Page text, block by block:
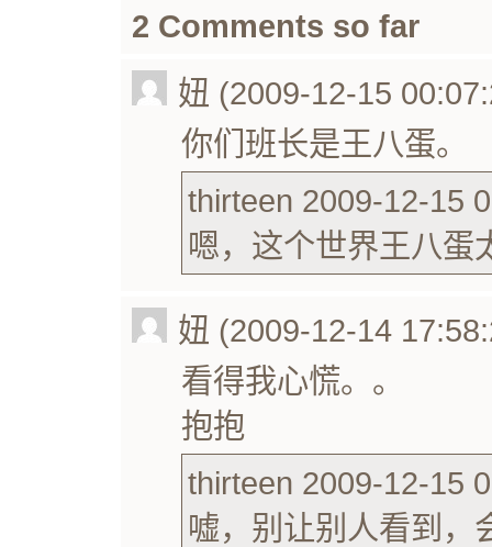
2 Comments so far
妞 (2009-12-15
你们班长是王八蛋。
thirteen 2009-12-15
嗯，这个世界王八蛋
妞 (2009-12-14
看得我心慌。。
抱抱
thirteen 2009-12-15
嘘，别让别人看到，